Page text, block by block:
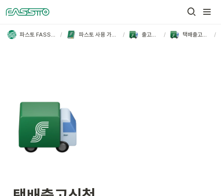
파스토 FASSTO / 파스토 사용 가이드 / 출고관리 / 택배출고신청 /